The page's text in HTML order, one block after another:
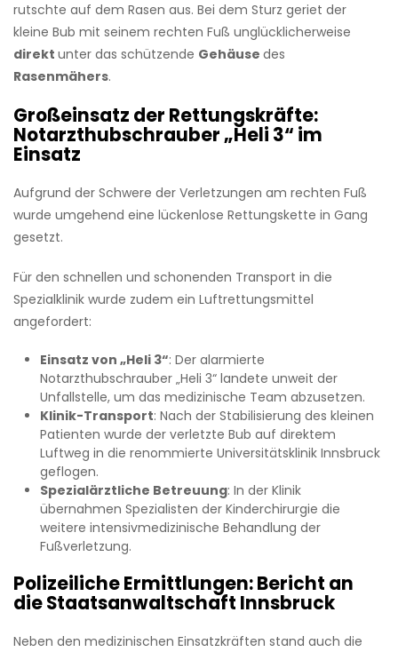
rutschte auf dem Rasen aus. Bei dem Sturz geriet der
kleine Bub mit seinem rechten Fuß unglücklicherweise
direkt unter das schützende Gehäuse des
Rasenmähers.
Großeinsatz der Rettungskräfte:
Notarzthubschrauber „Heli 3“ im
Einsatz
Aufgrund der Schwere der Verletzungen am rechten Fuß
wurde umgehend eine lückenlose Rettungskette in Gang
gesetzt.
Für den schnellen und schonenden Transport in die
Spezialklinik wurde zudem ein Luftrettungsmittel
angefordert:
Einsatz von „Heli 3“: Der alarmierte
Notarzthubschrauber „Heli 3“ landete unweit der
Unfallstelle, um das medizinische Team abzusetzen.
Klinik-Transport: Nach der Stabilisierung des kleinen
Patienten wurde der verletzte Bub auf direktem
Luftweg in die renommierte Universitätsklinik Innsbruck
geflogen.
Spezialärztliche Betreuung: In der Klinik
übernahmen Spezialisten der Kinderchirurgie die
weitere intensivmedizinische Behandlung der
Fußverletzung.
Polizeiliche Ermittlungen: Bericht an
die Staatsanwaltschaft Innsbruck
Neben den medizinischen Einsatzkräften stand auch die